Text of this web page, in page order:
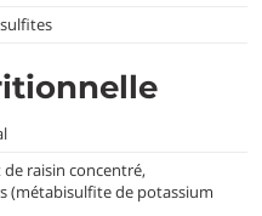
de raisin concentré,
(métabisulfite de potassium